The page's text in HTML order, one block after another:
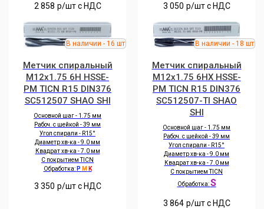
2 858 р/шт c НДС 3 050 р/шт c НДС
Метчик спиральный
M12x1.75 6H HSSE-
PM TICN R15 DIN376
SC512507 SHAO SHI
Основной шаг - 1.75 мм
Рабоч. с шейкой - 39 мм
Угол спирали - R15°
Диаметр хв-ка - 9.0 мм
Квадрат хв-ка - 7.0 мм
С покрытием TICN
Обработка: P M K
3 350 р/шт c НДС
Метчик спиральный
M12x1.75 6HX HSSE-
PM TICN R15 DIN376
SC512507-TI SHAO
SHI
Основной шаг - 1.75 мм
Рабоч. с шейкой - 39 мм
Угол спирали - R15°
Диаметр хв-ка - 9.0 мм
Квадрат хв-ка - 7.0 мм
С покрытием TICN
Обработка:S
3 864 р/шт c НДС